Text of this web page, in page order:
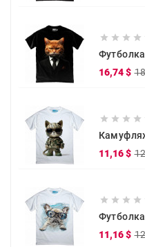
   
16,74 $
   
11,16 $
   
11,16 $